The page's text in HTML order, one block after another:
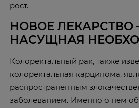
рост.
НОВОЕ ЛЕКАРСТВО
НАСУЩНАЯ
Колоректальный рак, также
колоректальная карцинома,
распространенным
заболеванием. Именно о нем